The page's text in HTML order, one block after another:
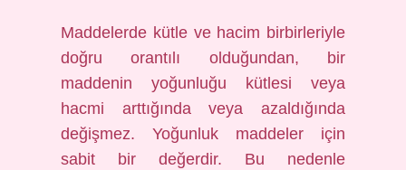
Maddelerde kütle ve hacim birbirleriyle
doğru orantılı olduğundan, bir
maddenin yoğunluğu kütlesi veya
hacmi arttığında veya azaldığında
değişmez. Yoğunluk maddeler için
sabit bir değerdir. Bu nedenle